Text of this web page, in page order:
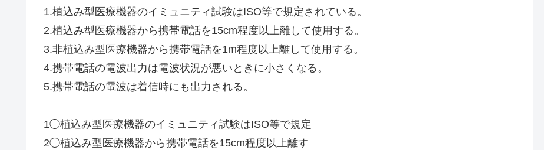
1.植込み型医療機器のイミュニティ試験はISO等で規定されている。
2.植込み型医療機器から携帯電話を15cm程度以上離して使用する。
3.非植込み型医療機器から携帯電話を1m程度以上離して使用する。
4.携帯電話の電波出力は電波状況が悪いときに小さくなる。
5.携帯電話の電波は着信時にも出力される。
1◯植込み型医療機器のイミュニティ試験はISO等で規定
2◯植込み型医療機器から携帯電話を15cm程度以上離す